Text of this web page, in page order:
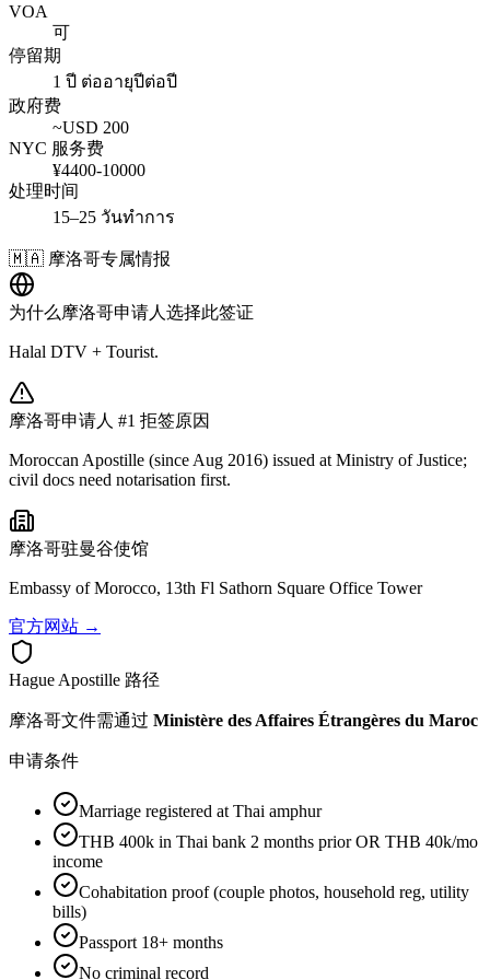
VOA
可
停留期
1 ปี ต่ออายุปีต่อปี
政府费
~USD 200
NYC 服务费
¥4400-10000
处理时间
15–25 วันทำการ
🇲🇦 摩洛哥专属情报
为什么 摩洛哥申请人选择此签证
Halal DTV + Tourist.
摩洛哥申请人 #1 拒签原因
Moroccan Apostille (since Aug 2016) issued at Ministry of Justice;
civil docs need notarisation first.
摩洛哥驻曼谷使馆
Embassy of Morocco, 13th Fl Sathorn Square Office Tower
官方网站 →
Hague Apostille 路径
摩洛哥文件需通过 Ministère des Affaires Étrangères du Maroc
申请条件
Marriage registered at Thai amphur
THB 400k in Thai bank 2 months prior OR THB 40k/mo
income
Cohabitation proof (couple photos, household reg, utility
bills)
Passport 18+ months
No criminal record